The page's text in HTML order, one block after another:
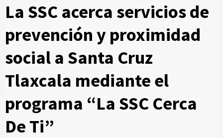
La SSC acerca servicios de
prevención y proximidad
social a Santa Cruz
Tlaxcala mediante el
programa “La SSC Cerca
De Ti”